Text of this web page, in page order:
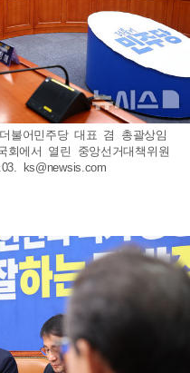
불어민주당 대표 겸 총괄상임
에서 열린 중앙선거대책위원
ks@newsis.com